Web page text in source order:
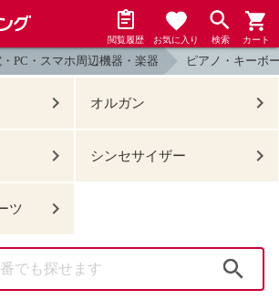
閲覧履歴 お気に入り 検索 カート
PC・スマホ周辺機器・楽器 ピアノ・キーボ
オルガン
シンセサイザー
ツ